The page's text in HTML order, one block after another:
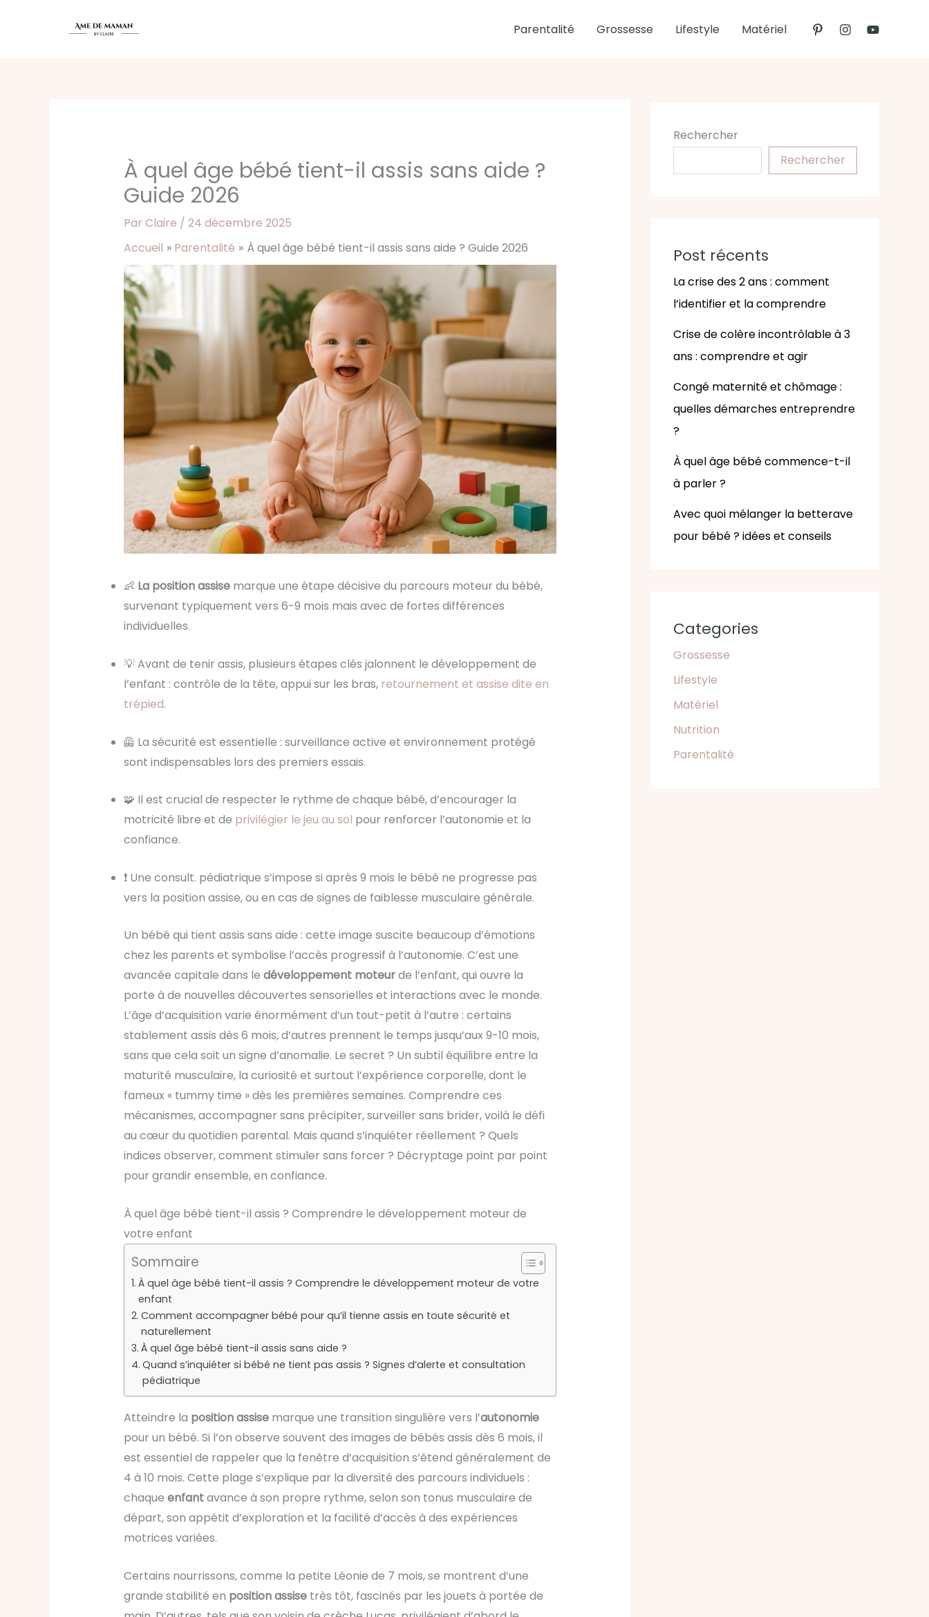
Parentalité Grossesse Lifestyle Matériel
À quel âge bébé tient-il assis sans aide ?
Guide 2026
Par Claire / 24 décembre 2025
Accueil
Parentalité À quel âge bébé tient-il assis sans aide ? Guide 2026
👶 La position assisemarque une étape décisive du parcours moteur du bébé,
survenant typiquement vers 6-9 mois mais avec de fortes différences
individuelles.
💡 Avant de tenir assis, plusieurs étapes clés jalonnent le développement de
l’enfant : contrôle de la tête, appui sur les bras, retournement et assise dite en
trépied.
🦺 La sécurité est essentielle : surveillance active et environnement protégé
sont indispensables lors des premiers essais.
🧩 Il est crucial de respecter le rythme de chaque bébé, d’encourager la
motricité libre et de privilégier le jeu au sol pour renforcer l’autonomie et la
confiance.
❗️ Une consult. pédiatrique s’impose si après 9 mois le bébé ne progresse pas
vers la position assise, ou en cas de signes de faiblesse musculaire générale.
Un bébé qui tient assis sans aide : cette image suscite beaucoup d’émotions
chez les parents et symbolise l’accès progressif à l’autonomie. C’est une
avancée capitale dans le développement moteurde l’enfant, qui ouvre la
porte à de nouvelles découvertes sensorielles et interactions avec le monde.
L’âge d’acquisition varie énormément d’un tout-petit à l’autre : certains
stablement assis dès 6 mois, d’autres prennent le temps jusqu’aux 9-10 mois,
sans que cela soit un signe d’anomalie. Le secret ? Un subtil équilibre entre la
maturité musculaire, la curiosité et surtout l’expérience corporelle, dont le
fameux « tummy time » dès les premières semaines. Comprendre ces
mécanismes, accompagner sans précipiter, surveiller sans brider, voilà le défi
au cœur du quotidien parental. Mais quand s’inquiéter réellement ? Quels
indices observer, comment stimuler sans forcer ? Décryptage point par point
pour grandir ensemble, en confiance.
À quel âge bébé tient-il assis ? Comprendre le développement moteur de
votre enfant
Sommaire
À quel âge bébé tient-il assis ? Comprendre le développement moteur de votre
enfant
Comment accompagner bébé pour qu’il tienne assis en toute sécurité et
naturellement
À quel âge bébé tient-il assis sans aide ?
Quand s’inquiéter si bébé ne tient pas assis ? Signes d’alerte et consultation
pédiatrique
Atteindre la position assisemarque une transition singulière vers l’autonomie
pour un bébé. Si l’on observe souvent des images de bébés assis dès 6 mois, il
est essentiel de rappeler que la fenêtre d’acquisition s’étend généralement de
4 à 10 mois. Cette plage s’explique par la diversité des parcours individuels :
chaque enfantavance à son propre rythme, selon son tonus musculaire de
départ, son appétit d’exploration et la facilité d’accès à des expériences
motrices variées.
Certains nourrissons, comme la petite Léonie de 7 mois, se montrent d’une
grande stabilité en position assisetrès tôt, fascinés par les jouets à portée de
Rechercher
Rechercher
Post récents
La crise des 2 ans : comment
l’identifier et la comprendre
Crise de colère incontrôlable à 3
ans : comprendre et agir
Congé maternité et chômage :
quelles démarches entreprendre
?
À quel âge bébé commence-t-il
à parler ?
Avec quoi mélanger la betterave
pour bébé ? idées et conseils
Categories
Grossesse
Lifestyle
Matériel
Nutrition
Parentalité